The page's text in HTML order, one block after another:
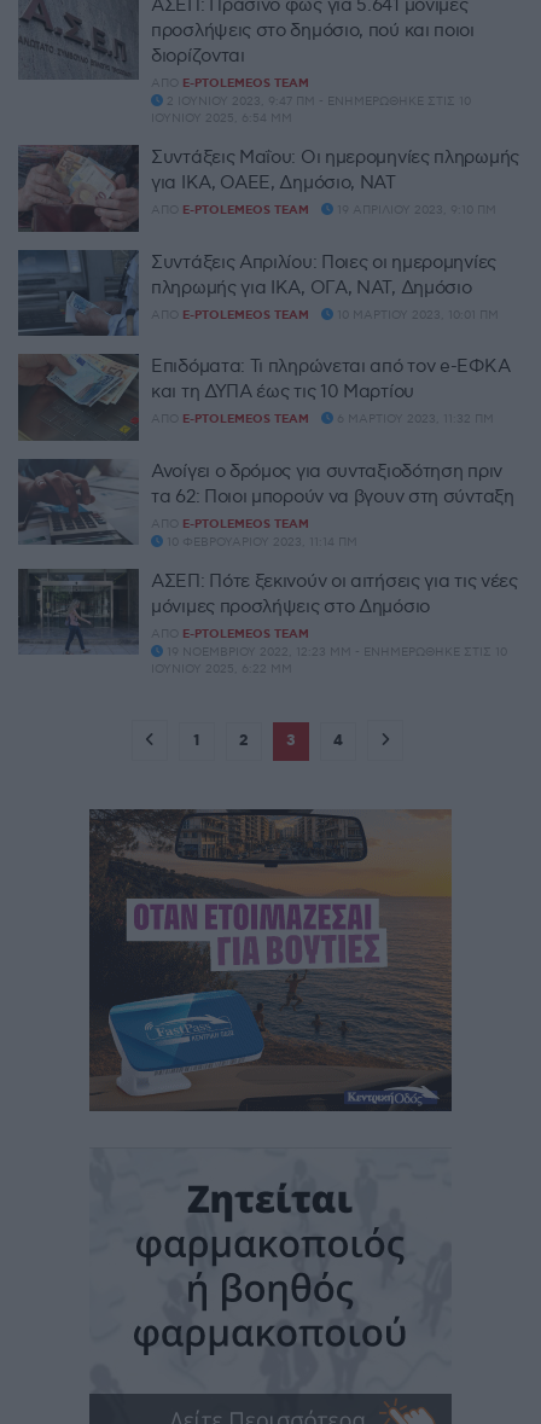
ΑΣΕΠ: Πράσινο φως για 5.641 μόνιμες
προσλήψεις στο δημόσιο, πού και ποιοι
διορίζονται
ΑΠΌ E-PTOLEMEOS TEAM
2 ΙΟΥΝΊΟΥ 2023, 9:47 ΠΜ - ΕΝΗΜΕΡΏΘΗΚΕ ΣΤΙΣ 10
ΙΟΥΝΊΟΥ 2025, 6:54 ΜΜ
Συντάξεις Μαΐου: Οι ημερομηνίες πληρωμής
για ΙΚΑ, ΟΑΕΕ, Δημόσιο, ΝΑΤ
ΑΠΌ E-PTOLEMEOS TEAM 19 ΑΠΡΙΛΊΟΥ 2023, 9:10 ΠΜ
Συντάξεις Απριλίου: Ποιες οι ημερομηνίες
πληρωμής για ΙΚΑ, ΟΓΑ, ΝΑΤ, Δημόσιο
ΑΠΌ E-PTOLEMEOS TEAM 10 ΜΑΡΤΊΟΥ 2023, 10:01 ΠΜ
Επιδόματα: Τι πληρώνεται από τον e-ΕΦΚΑ
και τη ΔΥΠΑ έως τις 10 Μαρτίου
ΑΠΌ E-PTOLEMEOS TEAM 6 ΜΑΡΤΊΟΥ 2023, 11:32 ΠΜ
Ανοίγει ο δρόμος για συνταξιοδότηση πριν
τα 62: Ποιοι μπορούν να βγουν στη σύνταξη
ΑΠΌ E-PTOLEMEOS TEAM
10 ΦΕΒΡΟΥΑΡΊΟΥ 2023, 11:14 ΠΜ
ΑΣΕΠ: Πότε ξεκινούν οι αιτήσεις για τις νέες
μόνιμες προσλήψεις στο Δημόσιο
ΑΠΌ E-PTOLEMEOS TEAM
19 ΝΟΕΜΒΡΊΟΥ 2022, 12:23 ΜΜ - ΕΝΗΜΕΡΏΘΗΚΕ ΣΤΙΣ 10
ΙΟΥΝΊΟΥ 2025, 6:22 ΜΜ
1 2 3 4